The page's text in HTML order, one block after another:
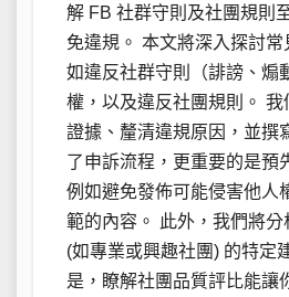
解 FB 社群守則及社團規則
免違規。 本文將深入探討常
如違反社群守則（誹謗、煽
權，以及違反社團規則。
證據、釐清違規原因，並撰
了申訴流程，更重要的是預
例如避免發佈可能侵害他人
範的內容。 此外，我們將
(如專業或興趣社團) 的特定
是，瞭解社團品質評比能讓